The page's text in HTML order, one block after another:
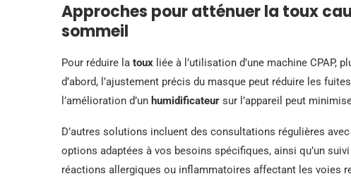
Approches pour atténuer la toux
sommeil
Pour réduire la toux liée à l’utilisation d’une machine
d’abord, l’ajustement précis du masque peut réduire les
l’amélioration d’un humidificateur sur l’appareil peut
D’autres solutions incluent des consultations régulières
options adaptées à vos besoins spécifiques, ainsi qu’un
réactions allergiques ou inflammatoires affectant les voies